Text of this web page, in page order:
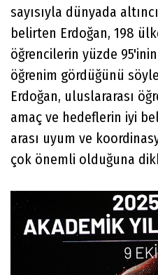
sayısıyla dünyada
belirten Erdoğan, 198
öğrencilerin yüzde
öğrenim gördüğünü
Erdoğan, uluslararası
amaç ve hedeflerin iyi
arası uyum ve
çok önemli olduğuna